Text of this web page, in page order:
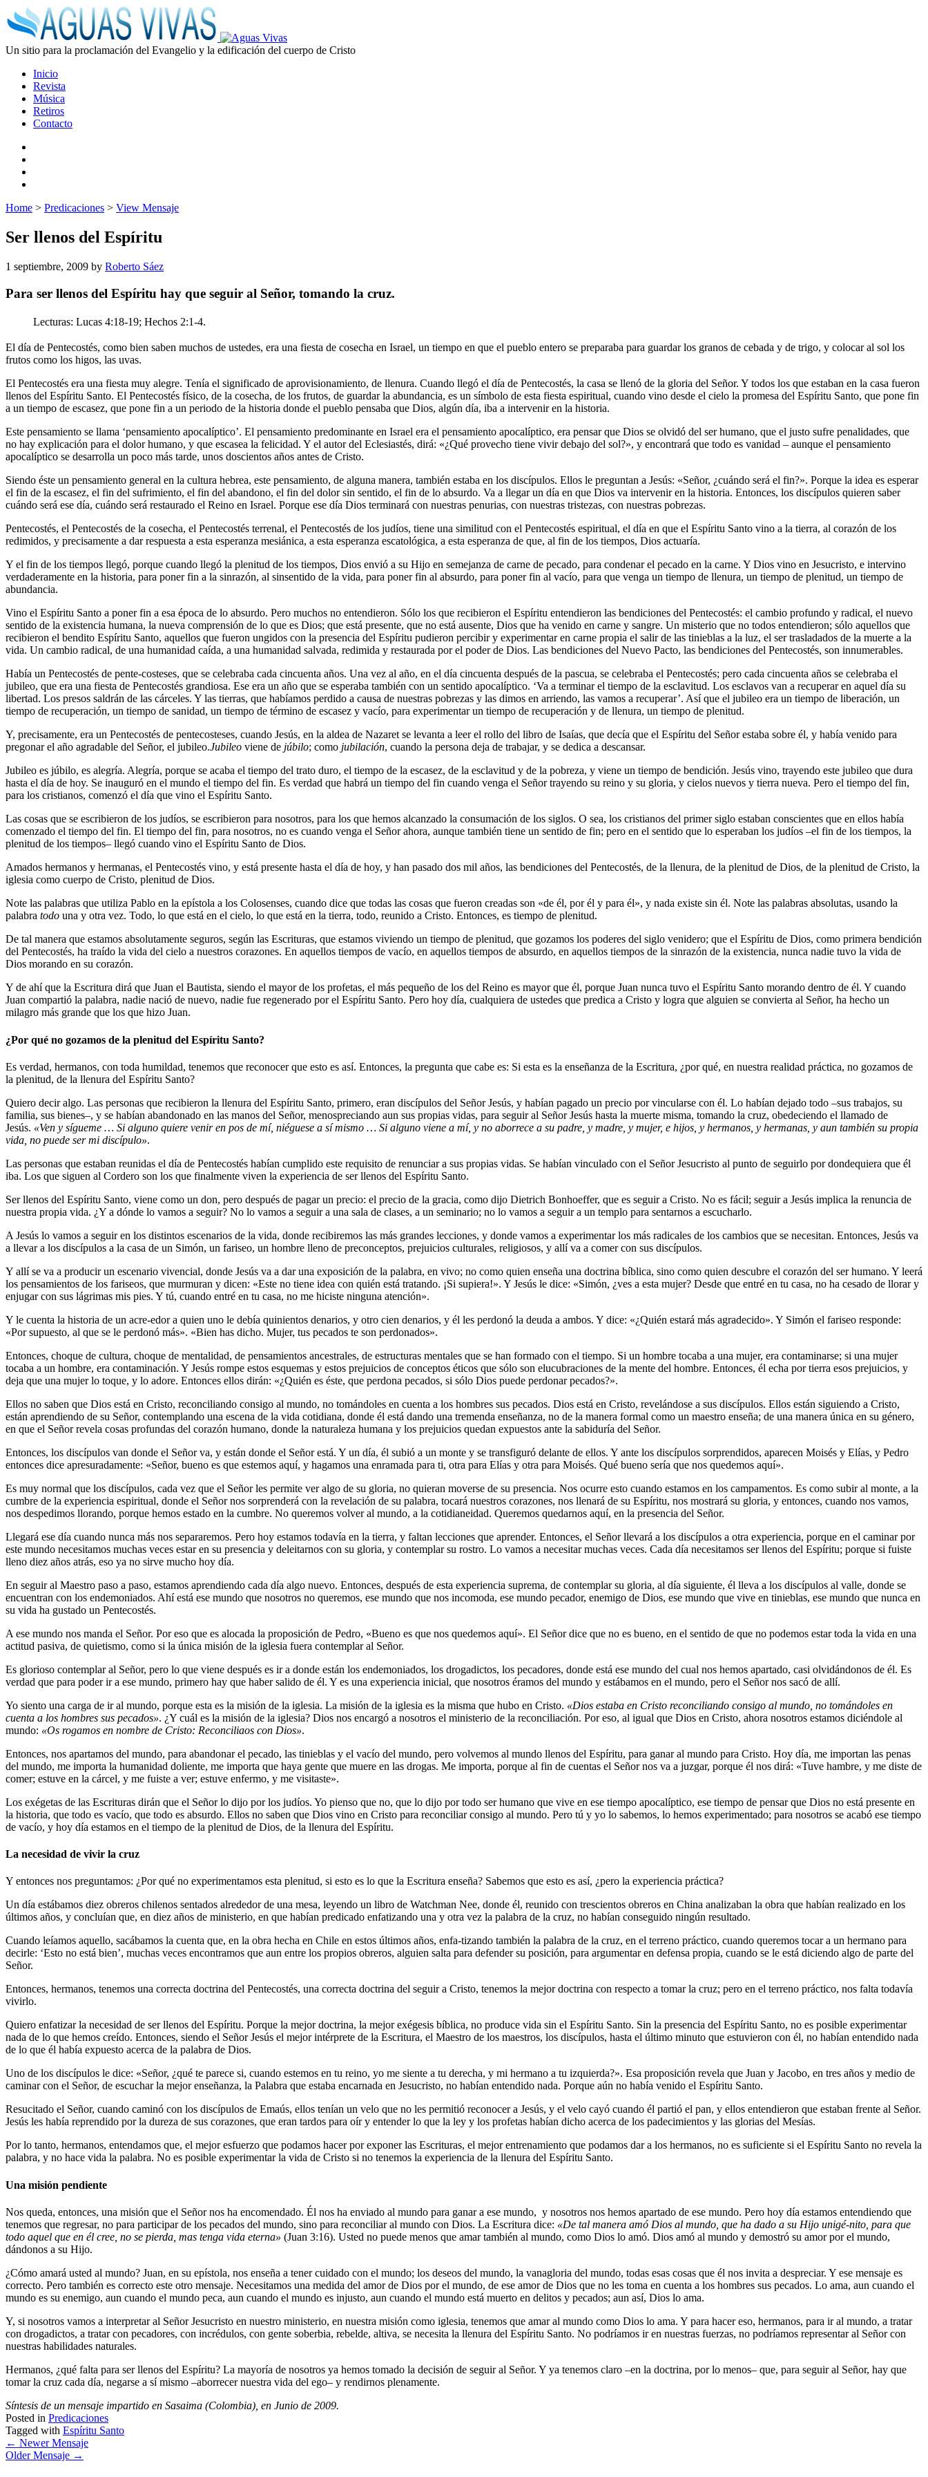
Un sitio para la proclamación del Evangelio y la edificación del cuerpo de Cristo
Inicio
Revista
Música
Retiros
Contacto
Home > Predicaciones > View Mensaje
Ser llenos del Espíritu
1 septiembre, 2009 by Roberto Sáez
Para ser llenos del Espíritu hay que seguir al Señor, tomando la cruz.
Lecturas: Lucas 4:18-19; Hechos 2:1-4.
El día de Pentecostés, como bien saben muchos de ustedes, era una fiesta de cosecha en Israel, un tiempo en que el pueblo entero se preparaba para guardar los granos de cebada y de trigo, y colocar al sol los
frutos como los higos, las uvas.
El Pentecostés era una fiesta muy alegre. Tenía el significado de aprovisionamiento, de llenura. Cuando llegó el día de Pentecostés, la casa se llenó de la gloria del Señor. Y todos los que estaban en la casa fueron
llenos del Espíritu Santo. El Pentecostés físico, de la cosecha, de los frutos, de guardar la abundancia, es un símbolo de esta fiesta espiritual, cuando vino desde el cielo la promesa del Espíritu Santo, que pone fin
a un tiempo de escasez, que pone fin a un periodo de la historia donde el pueblo pensaba que Dios, algún día, iba a intervenir en la historia.
Este pensamiento se llama ‘pensamiento apocalíptico’. El pensamiento predominante en Israel era el pensamiento apocalíptico, era pensar que Dios se olvidó del ser humano, que el justo sufre penalidades, que
no hay explicación para el dolor humano, y que escasea la felicidad. Y el autor del Eclesiastés, dirá: «¿Qué provecho tiene vivir debajo del sol?», y encontrará que todo es vanidad – aunque el pensamiento
apocalíptico se desarrolla un poco más tarde, unos doscientos años antes de Cristo.
Siendo éste un pensamiento general en la cultura hebrea, este pensamiento, de alguna manera, también estaba en los discípulos. Ellos le preguntan a Jesús: «Señor, ¿cuándo será el fin?». Porque la idea es esperar
el fin de la escasez, el fin del sufrimiento, el fin del abandono, el fin del dolor sin sentido, el fin de lo absurdo. Va a llegar un día en que Dios va intervenir en la historia. Entonces, los discípulos quieren saber
cuándo será ese día, cuándo será restaurado el Reino en Israel. Porque ese día Dios terminará con nuestras penurias, con nuestras tristezas, con nuestras pobrezas.
Pentecostés, el Pentecostés de la cosecha, el Pentecostés terrenal, el Pentecostés de los judíos, tiene una similitud con el Pentecostés espiritual, el día en que el Espíritu Santo vino a la tierra, al corazón de los
redimidos, y precisamente a dar respuesta a esta esperanza mesiánica, a esta esperanza escatológica, a esta esperanza de que, al fin de los tiempos, Dios actuaría.
Y el fin de los tiempos llegó, porque cuando llegó la plenitud de los tiempos, Dios envió a su Hijo en semejanza de carne de pecado, para condenar el pecado en la carne. Y Dios vino en Jesucristo, e intervino
verdaderamente en la historia, para poner fin a la sinrazón, al sinsentido de la vida, para poner fin al absurdo, para poner fin al vacío, para que venga un tiempo de llenura, un tiempo de plenitud, un tiempo de
abundancia.
Vino el Espíritu Santo a poner fin a esa época de lo absurdo. Pero muchos no entendieron. Sólo los que recibieron el Espíritu entendieron las bendiciones del Pentecostés: el cambio profundo y radical, el nuevo
sentido de la existencia humana, la nueva comprensión de lo que es Dios; que está presente, que no está ausente, Dios que ha venido en carne y sangre. Un misterio que no todos entendieron; sólo aquellos que
recibieron el bendito Espíritu Santo, aquellos que fueron ungidos con la presencia del Espíritu pudieron percibir y experimentar en carne propia el salir de las tinieblas a la luz, el ser trasladados de la muerte a la
vida. Un cambio radical, de una humanidad caída, a una humanidad salvada, redimida y restaurada por el poder de Dios. Las bendiciones del Nuevo Pacto, las bendiciones del Pentecostés, son innumerables.
Había un Pentecostés de pente-costeses, que se celebraba cada cincuenta años. Una vez al año, en el día cincuenta después de la pascua, se celebraba el Pentecostés; pero cada cincuenta años se celebraba el
jubileo, que era una fiesta de Pentecostés grandiosa. Ese era un año que se esperaba también con un sentido apocalíptico. ‘Va a terminar el tiempo de la esclavitud. Los esclavos van a recuperar en aquel día su
libertad. Los presos saldrán de las cárceles. Y las tierras, que habíamos perdido a causa de nuestras pobrezas y las dimos en arriendo, las vamos a recuperar’. Así que el jubileo era un tiempo de liberación, un
tiempo de recuperación, un tiempo de sanidad, un tiempo de término de escasez y vacío, para experimentar un tiempo de recuperación y de llenura, un tiempo de plenitud.
Y, precisamente, era un Pentecostés de pentecosteses, cuando Jesús, en la aldea de Nazaret se levanta a leer el rollo del libro de Isaías, que decía que el Espíritu del Señor estaba sobre él, y había venido para
pregonar el año agradable del Señor, el jubileo.Jubileo viene de júbilo; como jubilación, cuando la persona deja de trabajar, y se dedica a descansar.
Jubileo es júbilo, es alegría. Alegría, porque se acaba el tiempo del trato duro, el tiempo de la escasez, de la esclavitud y de la pobreza, y viene un tiempo de bendición. Jesús vino, trayendo este jubileo que dura
hasta el día de hoy. Se inauguró en el mundo el tiempo del fin. Es verdad que habrá un tiempo del fin cuando venga el Señor trayendo su reino y su gloria, y cielos nuevos y tierra nueva. Pero el tiempo del fin,
para los cristianos, comenzó el día que vino el Espíritu Santo.
Las cosas que se escribieron de los judíos, se escribieron para nosotros, para los que hemos alcanzado la consumación de los siglos. O sea, los cristianos del primer siglo estaban conscientes que en ellos había
comenzado el tiempo del fin. El tiempo del fin, para nosotros, no es cuando venga el Señor ahora, aunque también tiene un sentido de fin; pero en el sentido que lo esperaban los judíos –el fin de los tiempos, la
plenitud de los tiempos– llegó cuando vino el Espíritu Santo de Dios.
Amados hermanos y hermanas, el Pentecostés vino, y está presente hasta el día de hoy, y han pasado dos mil años, las bendiciones del Pentecostés, de la llenura, de la plenitud de Dios, de la plenitud de Cristo, la
iglesia como cuerpo de Cristo, plenitud de Dios.
Note las palabras que utiliza Pablo en la epístola a los Colosenses, cuando dice que todas las cosas que fueron creadas son «de él, por él y para él», y nada existe sin él. Note las palabras absolutas, usando la
palabra todo una y otra vez. Todo, lo que está en el cielo, lo que está en la tierra, todo, reunido a Cristo. Entonces, es tiempo de plenitud.
De tal manera que estamos absolutamente seguros, según las Escrituras, que estamos viviendo un tiempo de plenitud, que gozamos los poderes del siglo venidero; que el Espíritu de Dios, como primera bendición
del Pentecostés, ha traído la vida del cielo a nuestros corazones. En aquellos tiempos de vacío, en aquellos tiempos de absurdo, en aquellos tiempos de la sinrazón de la existencia, nunca nadie tuvo la vida de
Dios morando en su corazón.
Y de ahí que la Escritura dirá que Juan el Bautista, siendo el mayor de los profetas, el más pequeño de los del Reino es mayor que él, porque Juan nunca tuvo el Espíritu Santo morando dentro de él. Y cuando
Juan compartió la palabra, nadie nació de nuevo, nadie fue regenerado por el Espíritu Santo. Pero hoy día, cualquiera de ustedes que predica a Cristo y logra que alguien se convierta al Señor, ha hecho un
milagro más grande que los que hizo Juan.
¿Por qué no gozamos de la plenitud del Espíritu Santo?
Es verdad, hermanos, con toda humildad, tenemos que reconocer que esto es así. Entonces, la pregunta que cabe es: Si esta es la enseñanza de la Escritura, ¿por qué, en nuestra realidad práctica, no gozamos de
la plenitud, de la llenura del Espíritu Santo?
Quiero decir algo. Las personas que recibieron la llenura del Espíritu Santo, primero, eran discípulos del Señor Jesús, y habían pagado un precio por vincularse con él. Lo habían dejado todo –sus trabajos, su
familia, sus bienes–, y se habían abandonado en las manos del Señor, menospreciando aun sus propias vidas, para seguir al Señor Jesús hasta la muerte misma, tomando la cruz, obedeciendo el llamado de
Jesús. «Ven y sígueme … Si alguno quiere venir en pos de mí, niéguese a sí mismo … Si alguno viene a mí, y no aborrece a su padre, y madre, y mujer, e hijos, y hermanos, y hermanas, y aun también su propia
vida, no puede ser mi discípulo».
Las personas que estaban reunidas el día de Pentecostés habían cumplido este requisito de renunciar a sus propias vidas. Se habían vinculado con el Señor Jesucristo al punto de seguirlo por dondequiera que él
iba. Los que siguen al Cordero son los que finalmente viven la experiencia de ser llenos del Espíritu Santo.
Ser llenos del Espíritu Santo, viene como un don, pero después de pagar un precio: el precio de la gracia, como dijo Dietrich Bonhoeffer, que es seguir a Cristo. No es fácil; seguir a Jesús implica la renuncia de
nuestra propia vida. ¿Y a dónde lo vamos a seguir? No lo vamos a seguir a una sala de clases, a un seminario; no lo vamos a seguir a un templo para sentarnos a escucharlo.
A Jesús lo vamos a seguir en los distintos escenarios de la vida, donde recibiremos las más grandes lecciones, y donde vamos a experimentar los más radicales de los cambios que se necesitan. Entonces, Jesús va
a llevar a los discípulos a la casa de un Simón, un fariseo, un hombre lleno de preconceptos, prejuicios culturales, religiosos, y allí va a comer con sus discípulos.
Y allí se va a producir un escenario vivencial, donde Jesús va a dar una exposición de la palabra, en vivo; no como quien enseña una doctrina bíblica, sino como quien descubre el corazón del ser humano. Y leerá
los pensamientos de los fariseos, que murmuran y dicen: «Este no tiene idea con quién está tratando. ¡Si supiera!». Y Jesús le dice: «Simón, ¿ves a esta mujer? Desde que entré en tu casa, no ha cesado de llorar y
enjugar con sus lágrimas mis pies. Y tú, cuando entré en tu casa, no me hiciste ninguna atención».
Y le cuenta la historia de un acre-edor a quien uno le debía quinientos denarios, y otro cien denarios, y él les perdonó la deuda a ambos. Y dice: «¿Quién estará más agradecido». Y Simón el fariseo responde:
«Por supuesto, al que se le perdonó más». «Bien has dicho. Mujer, tus pecados te son perdonados».
Entonces, choque de cultura, choque de mentalidad, de pensamientos ancestrales, de estructuras mentales que se han formado con el tiempo. Si un hombre tocaba a una mujer, era contaminarse; si una mujer
tocaba a un hombre, era contaminación. Y Jesús rompe estos esquemas y estos prejuicios de conceptos éticos que sólo son elucubraciones de la mente del hombre. Entonces, él echa por tierra esos prejuicios, y
deja que una mujer lo toque, y lo adore. Entonces ellos dirán: «¿Quién es éste, que perdona pecados, si sólo Dios puede perdonar pecados?».
Ellos no saben que Dios está en Cristo, reconciliando consigo al mundo, no tomándoles en cuenta a los hombres sus pecados. Dios está en Cristo, revelándose a sus discípulos. Ellos están siguiendo a Cristo,
están aprendiendo de su Señor, contemplando una escena de la vida cotidiana, donde él está dando una tremenda enseñanza, no de la manera formal como un maestro enseña; de una manera única en su género,
en que el Señor revela cosas profundas del corazón humano, donde la naturaleza humana y los prejuicios quedan expuestos ante la sabiduría del Señor.
Entonces, los discípulos van donde el Señor va, y están donde el Señor está. Y un día, él subió a un monte y se transfiguró delante de ellos. Y ante los discípulos sorprendidos, aparecen Moisés y Elías, y Pedro
entonces dice apresuradamente: «Señor, bueno es que estemos aquí, y hagamos una enramada para ti, otra para Elías y otra para Moisés. Qué bueno sería que nos quedemos aquí».
Es muy normal que los discípulos, cada vez que el Señor les permite ver algo de su gloria, no quieran moverse de su presencia. Nos ocurre esto cuando estamos en los campamentos. Es como subir al monte, a la
cumbre de la experiencia espiritual, donde el Señor nos sorprenderá con la revelación de su palabra, tocará nuestros corazones, nos llenará de su Espíritu, nos mostrará su gloria, y entonces, cuando nos vamos,
nos despedimos llorando, porque hemos estado en la cumbre. No queremos volver al mundo, a la cotidianeidad. Queremos quedarnos aquí, en la presencia del Señor.
Llegará ese día cuando nunca más nos separaremos. Pero hoy estamos todavía en la tierra, y faltan lecciones que aprender. Entonces, el Señor llevará a los discípulos a otra experiencia, porque en el caminar por
este mundo necesitamos muchas veces estar en su presencia y deleitarnos con su gloria, y contemplar su rostro. Lo vamos a necesitar muchas veces. Cada día necesitamos ser llenos del Espíritu; porque si fuiste
lleno diez años atrás, eso ya no sirve mucho hoy día.
En seguir al Maestro paso a paso, estamos aprendiendo cada día algo nuevo. Entonces, después de esta experiencia suprema, de contemplar su gloria, al día siguiente, él lleva a los discípulos al valle, donde se
encuentran con los endemoniados. Ahí está ese mundo que nosotros no queremos, ese mundo que nos incomoda, ese mundo pecador, enemigo de Dios, ese mundo que vive en tinieblas, ese mundo que nunca en
su vida ha gustado un Pentecostés.
A ese mundo nos manda el Señor. Por eso que es alocada la proposición de Pedro, «Bueno es que nos quedemos aquí». El Señor dice que no es bueno, en el sentido de que no podemos estar toda la vida en una
actitud pasiva, de quietismo, como si la única misión de la iglesia fuera contemplar al Señor.
Es glorioso contemplar al Señor, pero lo que viene después es ir a donde están los endemoniados, los drogadictos, los pecadores, donde está ese mundo del cual nos hemos apartado, casi olvidándonos de él. Es
verdad que para poder ir a ese mundo, primero hay que haber salido de él. Y es una experiencia inicial, que nosotros éramos del mundo y estábamos en el mundo, pero el Señor nos sacó de allí.
Yo siento una carga de ir al mundo, porque esta es la misión de la iglesia. La misión de la iglesia es la misma que hubo en Cristo. «Dios estaba en Cristo reconciliando consigo al mundo, no tomándoles en
cuenta a los hombres sus pecados». ¿Y cuál es la misión de la iglesia? Dios nos encargó a nosotros el ministerio de la reconciliación. Por eso, al igual que Dios en Cristo, ahora nosotros estamos diciéndole al
mundo: «Os rogamos en nombre de Cristo: Reconciliaos con Dios».
Entonces, nos apartamos del mundo, para abandonar el pecado, las tinieblas y el vacío del mundo, pero volvemos al mundo llenos del Espíritu, para ganar al mundo para Cristo. Hoy día, me importan las penas
del mundo, me importa la humanidad doliente, me importa que haya gente que muere en las drogas. Me importa, porque al fin de cuentas el Señor nos va a juzgar, porque él nos dirá: «Tuve hambre, y me diste de
comer; estuve en la cárcel, y me fuiste a ver; estuve enfermo, y me visitaste».
Los exégetas de las Escrituras dirán que el Señor lo dijo por los judíos. Yo pienso que no, que lo dijo por todo ser humano que vive en ese tiempo apocalíptico, ese tiempo de pensar que Dios no está presente en
la historia, que todo es vacío, que todo es absurdo. Ellos no saben que Dios vino en Cristo para reconciliar consigo al mundo. Pero tú y yo lo sabemos, lo hemos experimentado; para nosotros se acabó ese tiempo
de vacío, y hoy día estamos en el tiempo de la plenitud de Dios, de la llenura del Espíritu.
La necesidad de vivir la cruz
Y entonces nos preguntamos: ¿Por qué no experimentamos esta plenitud, si esto es lo que la Escritura enseña? Sabemos que esto es así, ¿pero la experiencia práctica?
Un día estábamos diez obreros chilenos sentados alrededor de una mesa, leyendo un libro de Watchman Nee, donde él, reunido con trescientos obreros en China analizaban la obra que habían realizado en los
últimos años, y concluían que, en diez años de ministerio, en que habían predicado enfatizando una y otra vez la palabra de la cruz, no habían conseguido ningún resultado.
Cuando leíamos aquello, sacábamos la cuenta que, en la obra hecha en Chile en estos últimos años, enfa-tizando también la palabra de la cruz, en el terreno práctico, cuando queremos tocar a un hermano para
decirle: ‘Esto no está bien’, muchas veces encontramos que aun entre los propios obreros, alguien salta para defender su posición, para argumentar en defensa propia, cuando se le está diciendo algo de parte del
Señor.
Entonces, hermanos, tenemos una correcta doctrina del Pentecostés, una correcta doctrina del seguir a Cristo, tenemos la mejor doctrina con respecto a tomar la cruz; pero en el terreno práctico, nos falta todavía
vivirlo.
Quiero enfatizar la necesidad de ser llenos del Espíritu. Porque la mejor doctrina, la mejor exégesis bíblica, no produce vida sin el Espíritu Santo. Sin la presencia del Espíritu Santo, no es posible experimentar
nada de lo que hemos creído. Entonces, siendo el Señor Jesús el mejor intérprete de la Escritura, el Maestro de los maestros, los discípulos, hasta el último minuto que estuvieron con él, no habían entendido nada
de lo que él había expuesto acerca de la palabra de Dios.
Uno de los discípulos le dice: «Señor, ¿qué te parece si, cuando estemos en tu reino, yo me siente a tu derecha, y mi hermano a tu izquierda?». Esa proposición revela que Juan y Jacobo, en tres años y medio de
caminar con el Señor, de escuchar la mejor enseñanza, la Palabra que estaba encarnada en Jesucristo, no habían entendido nada. Porque aún no había venido el Espíritu Santo.
Resucitado el Señor, cuando caminó con los discípulos de Emaús, ellos tenían un velo que no les permitió reconocer a Jesús, y el velo cayó cuando él partió el pan, y ellos entendieron que estaban frente al Señor.
Jesús les había reprendido por la dureza de sus corazones, que eran tardos para oír y entender lo que la ley y los profetas habían dicho acerca de los padecimientos y las glorias del Mesías.
Por lo tanto, hermanos, entendamos que, el mejor esfuerzo que podamos hacer por exponer las Escrituras, el mejor entrenamiento que podamos dar a los hermanos, no es suficiente si el Espíritu Santo no revela la
palabra, y no hace vida la palabra. No es posible experimentar la vida de Cristo si no tenemos la experiencia de la llenura del Espíritu Santo.
Una misión pendiente
Nos queda, entonces, una misión que el Señor nos ha encomendado. Él nos ha enviado al mundo para ganar a ese mundo, y nosotros nos hemos apartado de ese mundo. Pero hoy día estamos entendiendo que
tenemos que regresar, no para participar de los pecados del mundo, sino para reconciliar al mundo con Dios. La Escritura dice: «De tal manera amó Dios al mundo, que ha dado a su Hijo unigé-nito, para que
todo aquel que en él cree, no se pierda, mas tenga vida eterna» (Juan 3:16). Usted no puede menos que amar también al mundo, como Dios lo amó. Dios amó al mundo y demostró su amor por el mundo,
dándonos a su Hijo.
¿Cómo amará usted al mundo? Juan, en su epístola, nos enseña a tener cuidado con el mundo; los deseos del mundo, la vanagloria del mundo, todas esas cosas que él nos invita a despreciar. Y ese mensaje es
correcto. Pero también es correcto este otro mensaje. Necesitamos una medida del amor de Dios por el mundo, de ese amor de Dios que no les toma en cuenta a los hombres sus pecados. Lo ama, aun cuando el
mundo es su enemigo, aun cuando el mundo peca, aun cuando el mundo es injusto, aun cuando el mundo está muerto en delitos y pecados; aun así, Dios lo ama.
Y, si nosotros vamos a interpretar al Señor Jesucristo en nuestro ministerio, en nuestra misión como iglesia, tenemos que amar al mundo como Dios lo ama. Y para hacer eso, hermanos, para ir al mundo, a tratar
con drogadictos, a tratar con pecadores, con incrédulos, con gente soberbia, rebelde, altiva, se necesita la llenura del Espíritu Santo. No podríamos ir en nuestras fuerzas, no podríamos representar al Señor con
nuestras habilidades naturales.
Hermanos, ¿qué falta para ser llenos del Espíritu? La mayoría de nosotros ya hemos tomado la decisión de seguir al Señor. Y ya tenemos claro –en la doctrina, por lo menos– que, para seguir al Señor, hay que
tomar la cruz cada día, negarse a sí mismo –aborrecer nuestra vida del ego– y rendirnos plenamente.
Síntesis de un mensaje impartido en Sasaima (Colombia), en Junio de 2009.
Posted in Predicaciones
Tagged with Espíritu Santo
← Newer Mensaje
Older Mensaje →